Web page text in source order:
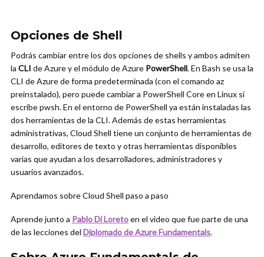
Opciones de Shell
Podrás cambiar entre los dos opciones de shells y ambos admiten
la CLI de Azure y el módulo de Azure PowerShell. En Bash se usa la
CLI de Azure de forma predeterminada (con el comando az
preinstalado), pero puede cambiar a PowerShell Core en Linux si
escribe pwsh. En el entorno de PowerShell ya están instaladas las
dos herramientas de la CLI. Además de estas herramientas
administrativas, Cloud Shell tiene un conjunto de herramientas de
desarrollo, editores de texto y otras herramientas disponibles
varias que ayudan a los desarrolladores, administradores y
usuarios avanzados.
Aprendamos sobre Cloud Shell paso a paso
Aprende junto a Pablo Di Loretoen el video que fue parte de una
de las lecciones del Diplomado de Azure Fundamentals.